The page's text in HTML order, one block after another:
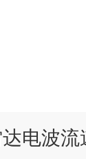
电波流